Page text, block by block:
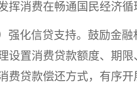
挥消费在畅通国民经济
强化信贷支持。鼓励金
设置消费贷款额度、期
费贷款偿还方式，有序